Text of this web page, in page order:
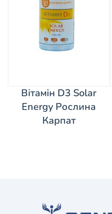
Вітамін D3 Solar
Energy Рослина
Карпат